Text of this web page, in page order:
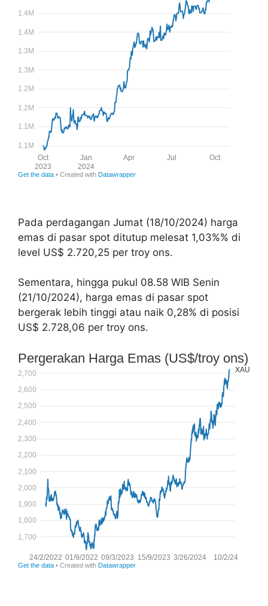
Pada perdagangan Jumat (18/10/2024) harga
emas di pasar spot ditutup melesat 1,03%% di
level US$ 2.720,25 per troy ons.
Sementara, hingga pukul 08.58 WIB Senin
(21/10/2024), harga emas di pasar spot
bergerak lebih tinggi atau naik 0,28% di posisi
US$ 2.728,06 per troy ons.